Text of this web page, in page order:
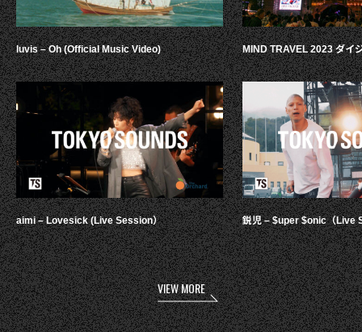
luvis – Oh (Official Music Video)
aimi – Lovesick (Live Session）
MIND TRAVEL 2023 ダイ
鋭児 – $uper $onic（Live
VIEW MORE